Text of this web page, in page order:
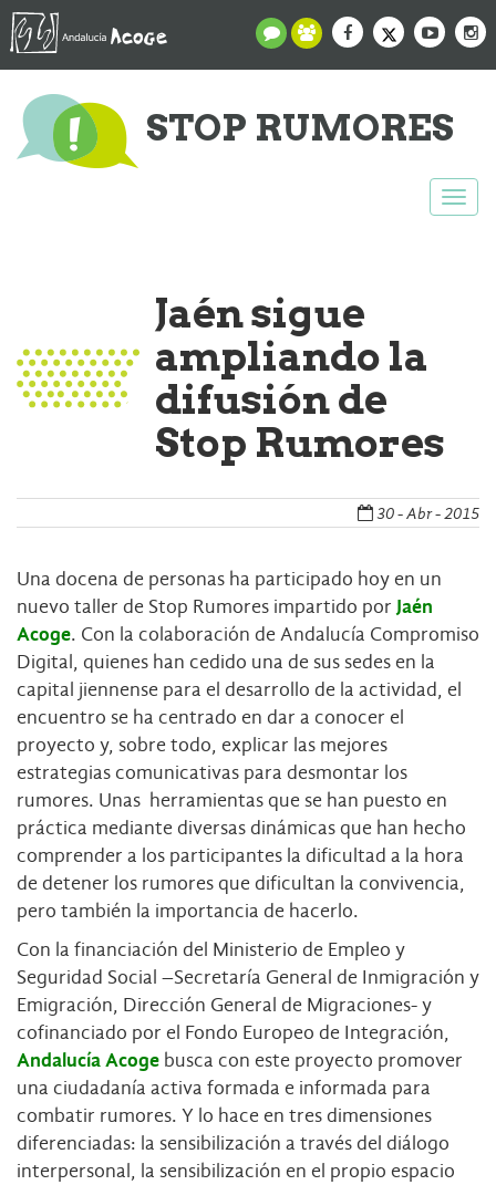
STOP RUMORES
Jaén sigue
ampliando la
difusión de
Stop Rumores
30 - Abr - 2015
Una docena de personas ha participado hoy en un
nuevo taller de Stop Rumores impartido por Jaén
Acoge. Con la colaboración de Andalucía Compromiso
Digital, quienes han cedido una de sus sedes en la
capital jiennense para el desarrollo de la actividad, el
encuentro se ha centrado en dar a conocer el
proyecto y, sobre todo, explicar las mejores
estrategias comunicativas para desmontar los
rumores. Unas herramientas que se han puesto en
práctica mediante diversas dinámicas que han hecho
comprender a los participantes la dificultad a la hora
de detener los rumores que dificultan la convivencia,
pero también la importancia de hacerlo.
Con la financiación del Ministerio de Empleo y
Seguridad Social –Secretaría General de Inmigración y
Emigración, Dirección General de Migraciones- y
cofinanciado por el Fondo Europeo de Integración,
Andalucía Acoge busca con este proyecto promover
una ciudadanía activa formada e informada para
combatir rumores. Y lo hace en tres dimensiones
diferenciadas: la sensibilización a través del diálogo
interpersonal, la sensibilización en el propio espacio